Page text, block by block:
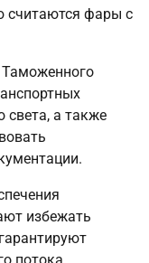
считаются фары с
Таможенного
света, а также
избежать
потока.